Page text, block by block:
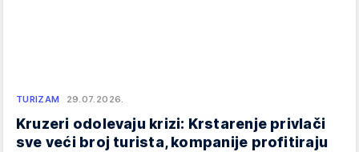
TURIZAM 29.07.2026.
Kruzeri odolevaju krizi: Krstarenje privlači
sve veći broj turista, kompanije profitiraju